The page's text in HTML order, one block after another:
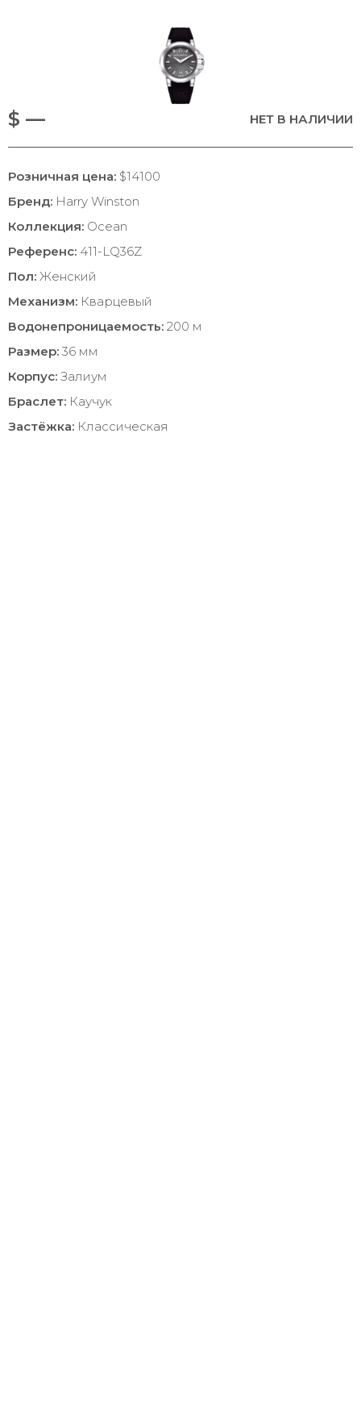
$ — НЕТ В НАЛИЧИИ
Розничная цена: $14100
Бренд: Harry Winston
Коллекция: Ocean
Референс: 411-LQ36Z
Пол: Женский
Механизм: Кварцевый
Водонепроницаемость: 200 м
Размер: 36 мм
Корпус: Залиум
Браслет: Каучук
Застёжка: Классическая